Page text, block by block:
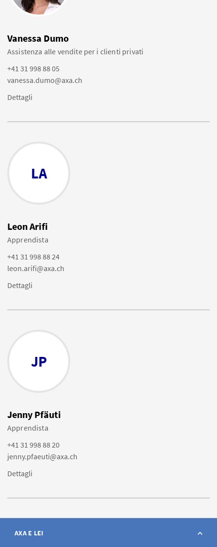
Vanessa Dumo
Assistenza alle vendite per i clienti privati
+41 31 998 88 05
vanessa.dumo@axa.ch
Dettagli
LA
Leon Arifi
Apprendista
+41 31 998 88 24
leon.arifi@axa.ch
Dettagli
JP
Jenny Pfäuti
Apprendista
+41 31 998 88 20
jenny.pfaeuti@axa.ch
Dettagli
AXA E LEI